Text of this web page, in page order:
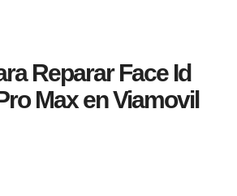
Reparar Face Id
Max en Viamovil